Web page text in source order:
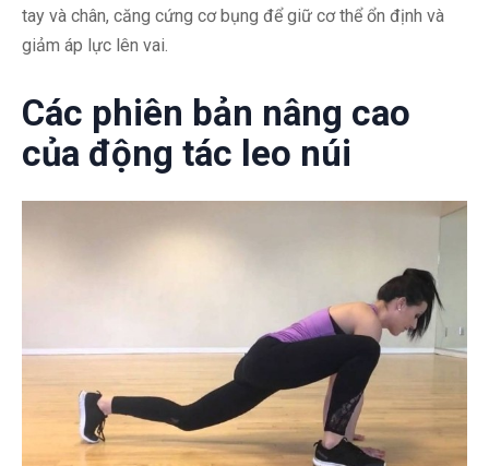
tay và chân, căng cứng cơ bụng để giữ cơ thể ổn định và
giảm áp lực lên vai.
Các phiên bản nâng cao
của động tác leo núi